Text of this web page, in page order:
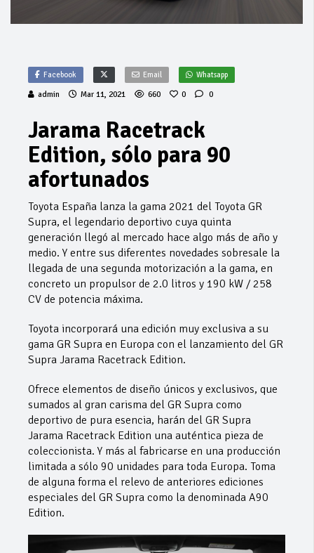
Facebook Email Whatsapp
admin Mar 11, 2021 660 0 0
Jarama Racetrack
Edition, sólo para 90
afortunados
Toyota España lanza la gama 2021 del Toyota GR
Supra, el legendario deportivo cuya quinta
generación llegó al mercado hace algo más de año y
medio. Y entre sus diferentes novedades sobresale la
llegada de una segunda motorización a la gama, en
concreto un propulsor de 2.0 litros y 190 kW / 258
CV de potencia máxima.
Toyota incorporará una edición muy exclusiva a su
gama GR Supra en Europa con el lanzamiento del GR
Supra Jarama Racetrack Edition.
Ofrece elementos de diseño únicos y exclusivos, que
sumados al gran carisma del GR Supra como
deportivo de pura esencia, harán del GR Supra
Jarama Racetrack Edition una auténtica pieza de
coleccionista. Y más al fabricarse en una producción
limitada a sólo 90 unidades para toda Europa. Toma
de alguna forma el relevo de anteriores ediciones
especiales del GR Supra como la denominada A90
Edition.